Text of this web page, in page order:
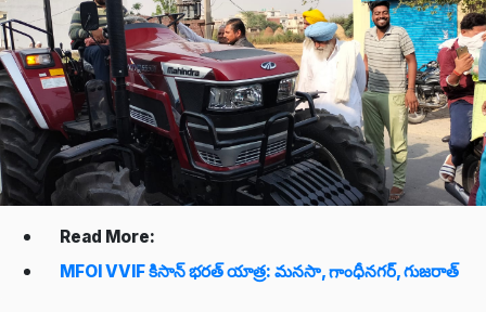
Read More:
MFOI VVIF కిసాన్ భరత్ యాత్ర: మనసా, గాంధీనగర్, గుజరాత్